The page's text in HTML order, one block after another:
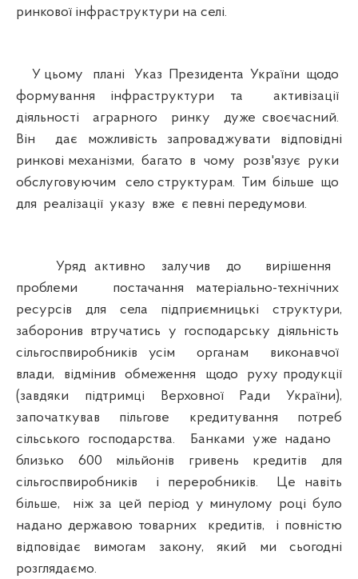
ринкової інфраструктури на селі.
У цьому плані Указ Президента України щодо
формування інфраструктури та активізації
діяльності аграрного ринку дуже своєчасний.
Він дає можливість запроваджувати відповідні
ринкові механізми, багато в чому розв'язує руки
обслуговуючим село структурам. Тим більше що
для реалізації указу вже є певні передумови.
Уряд активно залучив до вирішення
проблеми постачання матеріально-технічних
ресурсів для села підприємницькі структури,
заборонив втручатись у господарську діяльність
сільгоспвиробників усім органам виконавчої
влади, відмінив обмеження щодо руху продукції
(завдяки підтримці Верховної Ради України),
започаткував пільгове кредитування потреб
сільського господарства. Банками уже надано
близько 600 мільйонів гривень кредитів для
сільгоспвиробників і переробників. Це навіть
більше, ніж за цей період у минулому році було
надано державою товарних кредитів, і повністю
відповідає вимогам закону, який ми сьогодні
розглядаємо.